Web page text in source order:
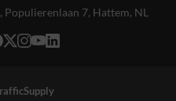
Populierenlaan 7, Hattem, NL